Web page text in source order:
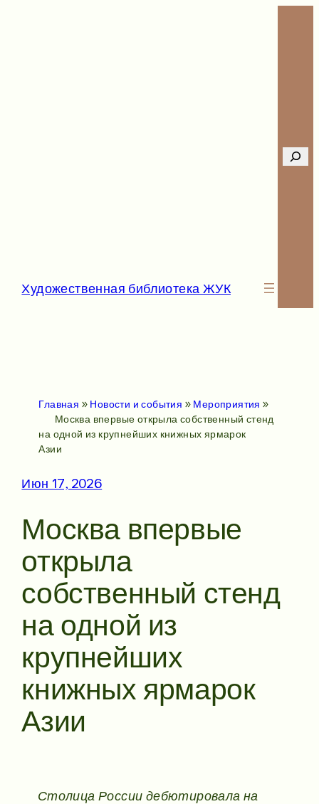
Художественная библиотека ЖУК
Главная » Новости и события » Мероприятия »
Москва впервые открыла собственный стенд
на одной из крупнейших книжных ярмарок
Азии
Июн 17, 2026
Москва впервые
открыла
собственный стенд
на одной из
крупнейших
книжных ярмарок
Азии
Столица России дебютировала на